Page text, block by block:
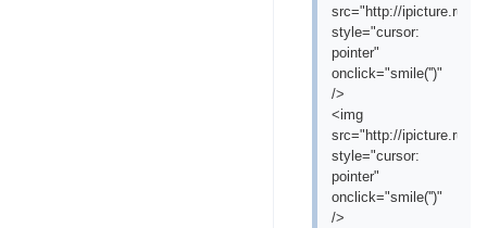
src="http://ipicture.ru/
style="cursor:
pointer"
onclick="smile('')"
/>
<img
src="http://ipicture.ru/
style="cursor:
pointer"
onclick="smile('')"
/>